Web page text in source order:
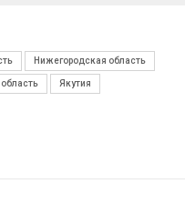
Нижегородская область
Якутия